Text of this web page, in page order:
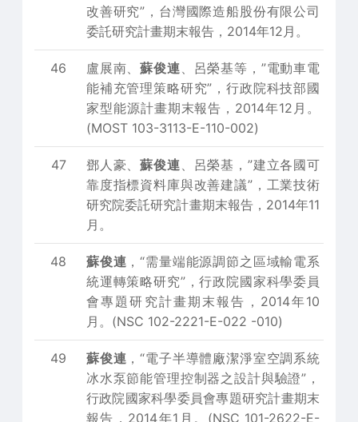
改善研究”，台灣國際造船股份有限公司
委託研究計畫期末報告，2014年12月。
46 盧展南、蘇俊連、呂榮基等，”電動車電
能補充管理策略研究”，行政院科技部國
家型能源計畫期末報告，2014年12月。
(MOST 103-3113-E-110-002)
47 鄧人豪、蘇俊連、呂榮基，”建立各國可
靠度指標資料庫與改善建議”，工業技術
研究院委託研究計畫期末報告，2014年11
月。
48 蘇俊連 ，“需量端能源調節之區域輸電系
統運轉策略研究”，行政院國家科學委員
會專題研究計畫期末報告，2014年10
月。(NSC 102-2221-E-022 -010)
49 蘇俊連 ，“電子半導體廠潔淨室空調系統
冰水泵節能管理控制器之設計與驗證”，
行政院國家科學委員會專題研究計畫期末
報告，2014年1月。(NSC 101-2622-E-